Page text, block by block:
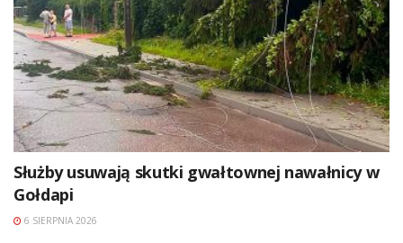
Służby usuwają skutki gwałtownej nawałnicy w
Gołdapi
6 SIERPNIA 2026